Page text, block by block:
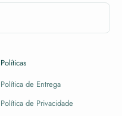
Políticas
Política de Entrega
Política de Privacidade